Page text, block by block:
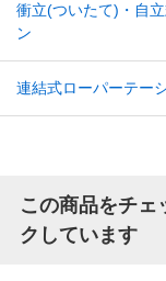
衝立(ついたて)・自
ン
連結式ローパーテー
この商品をチェ
クしています